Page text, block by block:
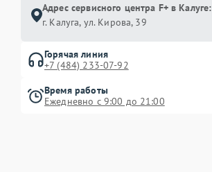
Адрес сервисного центра F+ в Калуге:
г. Калуга, ул. Кирова, 39
Горячая линия
+7 (484) 233-07-92
Время работы
Ежедневно с 9:00 до 21:00